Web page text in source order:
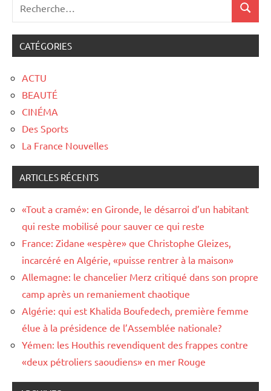
CATÉGORIES
ACTU
BEAUTÉ
CINÉMA
Des Sports
La France Nouvelles
ARTICLES RÉCENTS
«Tout a cramé»: en Gironde, le désarroi d’un habitant
qui reste mobilisé pour sauver ce qui reste
France: Zidane «espère» que Christophe Gleizes,
incarcéré en Algérie, «puisse rentrer à la maison»
Allemagne: le chancelier Merz critiqué dans son propre
camp après un remaniement chaotique
Algérie: qui est Khalida Boufedech, première femme
élue à la présidence de l’Assemblée nationale?
Yémen: les Houthis revendiquent des frappes contre
«deux pétroliers saoudiens» en mer Rouge